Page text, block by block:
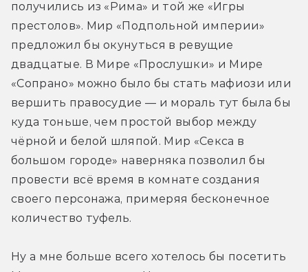
получились из «Рима» и той же «Игры
престолов». Мир «Подпольной империи»
предложил бы окунуться в ревущие
двадцатые. В Мире «Прослушки» и Мире
«Сопрано» можно было бы стать мафиози или
вершить правосудие — и мораль тут была бы
куда тоньше, чем простой выбор между
чёрной и белой шляпой. Мир «Секса в
большом городе» наверняка позволил бы
провести всё время в комнате создания
своего персонажа, примеряя бесконечное
количество туфель.
Ну а мне больше всего хотелось бы посетить